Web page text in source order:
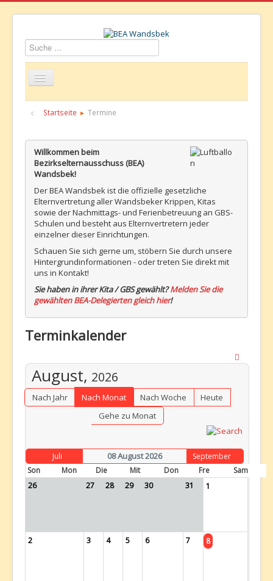
Suchen
Startseite Über uns
Informationen GBS Kontakt
Startseite Termine
Willkommen beim
Bezirkselternausschuss (BEA)
Wandsbek!
Der BEA Wandsbek ist die offizielle gesetzliche
Elternvertretung aller Wandsbeker Krippen, Kitas
sowie der Nachmittags- und Ferienbetreuung an GBS-
Schulen und besteht aus Elternvertretern jeder
einzelner dieser Einrichtungen.
Schauen Sie sich gerne um, stöbern Sie durch unsere
Hintergrundinformationen - oder treten Sie direkt mit
uns in Kontakt!
Sie haben in ihrer Kita / GBS gewählt?Melden Sie die
gewählten BEA-Delegierten gleich hier!
Terminkalender
August, 2026
Nach Jahr Nach Monat Nach Woche
Heute
Gehe zu Monat
Juli 08 August 2026
September
Son
Mon Die Mit Don Fre
Sam
26
27 28 29 30 31 1
2 3 4 5 6 7 8